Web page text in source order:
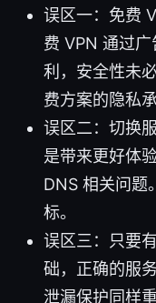
误区一：免费
费 VPN 通过
利，安全性未
费方案的隐私承
误区二：切换
是带来更好体
DNS 相关问题
标。
误区三：只要
础，正确的服
泄漏保护同样重